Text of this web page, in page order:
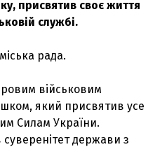
присвятив своє життя
службі.
рада.
військовим
який присвятив усе
Силам України.
держави з